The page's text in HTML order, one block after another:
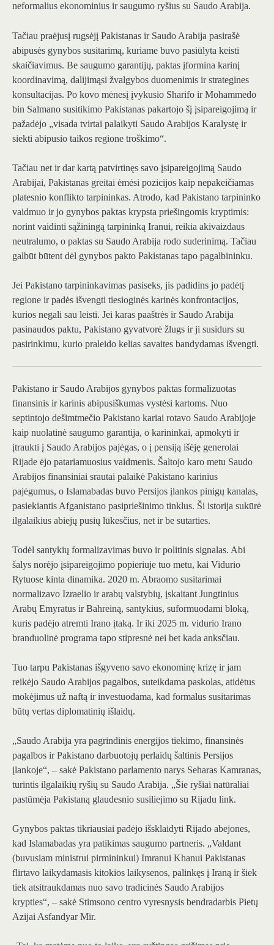
neformalius ekonominius ir saugumo ryšius su Saudo Arabija.
Tačiau praėjusį rugsėjį Pakistanas ir Saudo Arabija pasirašė
abipusės gynybos susitarimą, kuriame buvo pasiūlyta keisti
skaičiavimus. Be saugumo garantijų, paktas įformina karinį
koordinavimą, dalijimąsi žvalgybos duomenimis ir strategines
konsultacijas. Po kovo mėnesį įvykusio Sharifo ir Mohammedo
bin Salmano susitikimo Pakistanas pakartojo šį įsipareigojimą ir
pažadėjo „visada tvirtai palaikyti Saudo Arabijos Karalystę ir
siekti abipusio taikos regione troškimo“.
Tačiau net ir dar kartą patvirtinęs savo įsipareigojimą Saudo
Arabijai, Pakistanas greitai ėmėsi pozicijos kaip nepakeičiamas
platesnio konflikto tarpininkas. Atrodo, kad Pakistano tarpininko
vaidmuo ir jo gynybos paktas krypsta priešingomis kryptimis:
norint vaidinti sąžiningą tarpininką Iranui, reikia akivaizdaus
neutralumo, o paktas su Saudo Arabija rodo suderinimą. Tačiau
galbūt būtent dėl ​​gynybos pakto Pakistanas tapo pagalbininku.
Jei Pakistano tarpininkavimas pasiseks, jis padidins jo padėtį
regione ir padės išvengti tiesioginės karinės konfrontacijos,
kurios negali sau leisti. Jei karas paaštrės ir Saudo Arabija
pasinaudos paktu, Pakistano gyvatvorė žlugs ir ji susidurs su
pasirinkimu, kurio praleido kelias savaites bandydamas išvengti.
Pakistano ir Saudo Arabijos gynybos paktas formalizuotas
finansinis ir karinis abipusiškumas vystėsi kartoms. Nuo
septintojo dešimtmečio Pakistano kariai rotavo Saudo Arabijoje
kaip nuolatinė saugumo garantija, o karininkai, apmokyti ir
įtraukti į Saudo Arabijos pajėgas, o į pensiją išėję generolai
Rijade ėjo patariamuosius vaidmenis. Šaltojo karo metu Saudo
Arabijos finansiniai srautai palaikė Pakistano karinius
pajėgumus, o Islamabadas buvo Persijos įlankos pinigų kanalas,
pasiekiantis Afganistano pasipriešinimo tinklus. Ši istorija sukūrė
ilgalaikius abiejų pusių lūkesčius, net ir be sutarties.
Todėl santykių formalizavimas buvo ir politinis signalas. Abi
šalys norėjo įsipareigojimo popieriuje tuo metu, kai Vidurio
Rytuose kinta dinamika. 2020 m. Abraomo susitarimai
normalizavo Izraelio ir arabų valstybių, įskaitant Jungtinius
Arabų Emyratus ir Bahreiną, santykius, suformuodami bloką,
kuris padėjo atremti Irano įtaką. Ir iki 2025 m. vidurio Irano
branduolinė programa tapo stipresnė nei bet kada anksčiau.
Tuo tarpu Pakistanas išgyveno savo ekonominę krizę ir jam
reikėjo Saudo Arabijos pagalbos, suteikdama paskolas, atidėtus
mokėjimus už naftą ir investuodama, kad formalus susitarimas
būtų vertas diplomatinių išlaidų.
„Saudo Arabija yra pagrindinis energijos tiekimo, finansinės
pagalbos ir Pakistano darbuotojų perlaidų šaltinis Persijos
įlankoje“, – sakė Pakistano parlamento narys Seharas Kamranas,
turintis ilgalaikių ryšių su Saudo Arabija. „Šie ryšiai natūraliai
pastūmėja Pakistaną glaudesnio susiliejimo su Rijadu link.
Gynybos paktas tikriausiai padėjo išsklaidyti Rijado abejones,
kad Islamabadas yra patikimas saugumo partneris. „Valdant
(buvusiam ministrui pirmininkui) Imranui Khanui Pakistanas
flirtavo laikydamasis kitokios laikysenos, palinkęs į Iraną ir šiek
tiek atsitraukdamas nuo savo tradicinės Saudo Arabijos
krypties“, – sakė Stimsono centro vyresnysis bendradarbis Pietų
Azijai Asfandyar Mir.